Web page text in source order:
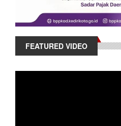
FEATURED VIDEO